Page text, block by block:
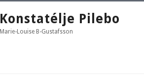
Konstatélje Pilebo
Marie-Louise B-Gustafsson